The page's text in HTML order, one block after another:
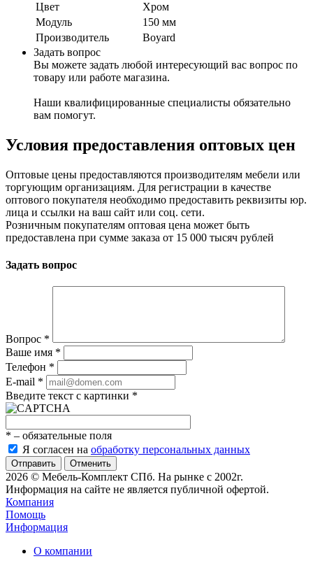
Цвет
Хром
Модуль
150 мм
Производитель
Boyard
Задать вопрос
Вы можете задать любой интересующий вас вопрос по
товару или работе магазина.
Наши квалифицированные специалисты обязательно
вам помогут.
Условия предоставления оптовых цен
Оптовые цены предоставляются производителям мебели или
торгующим организациям. Для регистрации в качестве
оптового покупателя необходимо предоставить реквизиты юр.
лица и ссылки на ваш сайт или соц. сети.
Розничным покупателям оптовая цена может быть
предоставлена при сумме заказа от 15 000 тысяч рублей
Задать вопрос
Вопрос *
Ваше имя *
Телефон *
E-mail *
Введите текст с картинки *
* – обязательные поля
Я согласен на обработку персональных данных
Отменить
2026 © Мебель-Комплект СПб. На рынке с 2002г.
Информация на сайте не является публичной офертой.
Компания
Помощь
Информация
О компании